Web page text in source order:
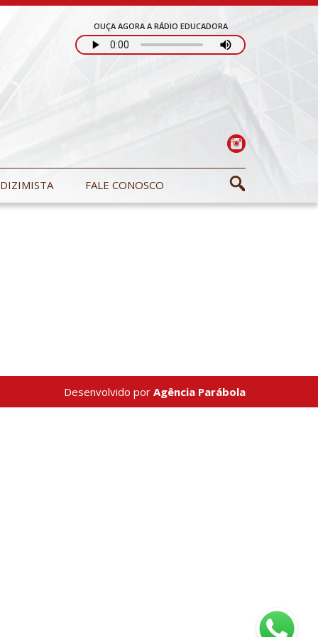
OUÇA AGORA A RÁDIO EDUCADORA
DIZIMISTA FALE CONOSCO
Desenvolvido por Agência Parábola